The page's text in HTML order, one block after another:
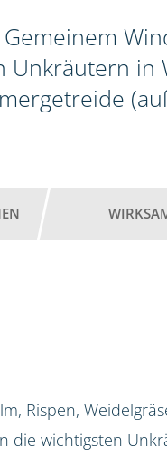
Unkräutern in
Rispen,
die wichtigsten